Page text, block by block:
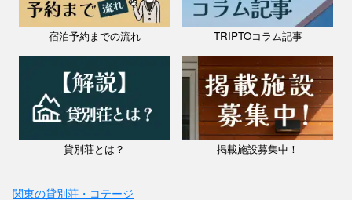
宿泊予約までの流れ TRIPTOコラム記事
貸別荘とは？ 掲載施設募集中！
関東の貸別荘・コテージ